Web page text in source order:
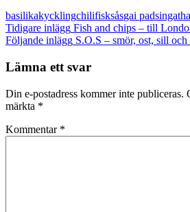
basilikakycklingchilifisksåsgai padsinga
Inläggsnavigering
Tidigare inlägg Fish and chips – till
Följande inlägg S.O.S – smör, ost, sill
Lämna ett svar
Din e-postadress kommer inte publiceras.
märkta *
Kommentar *